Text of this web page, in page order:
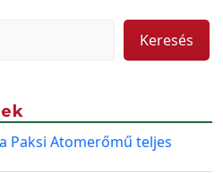
Keresés
Paksi Atomerőmű teljes